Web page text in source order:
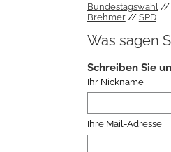
Bundestagswahl
Brehmer
SPD
Was sagen
Schreiben Sie
Ihr Nickname
Ihre Mail-Adresse